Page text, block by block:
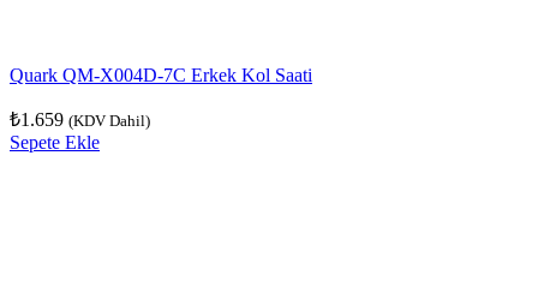
Quark QM-X004D-7C Erkek Kol Saati
₺1.659 (KDV Dahil)
Sepete Ekle